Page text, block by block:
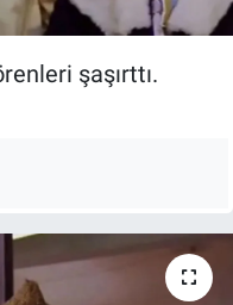
şaşırttı.